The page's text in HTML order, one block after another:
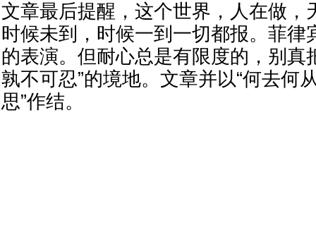
文章最后提醒，这个世界，人在做，
时候未到，时候一到一切都报。菲律
的表演。但耐心总是有限度的，别真
孰不可忍”的境地。文章并以“何去何
思”作结。